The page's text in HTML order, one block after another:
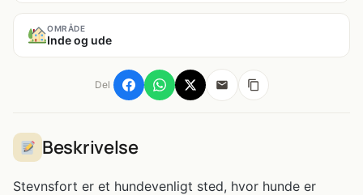
OMRÅDE
Inde og ude
Del
Beskrivelse
Stevnsfort er et hundevenligt sted, hvor hunde er